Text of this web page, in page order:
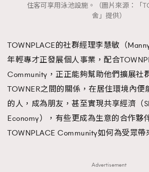
住客可享用泳池設施。（圖片來源：「
舍」提供）
TOWNPLACE的社群經理李慧敏（
年輕專才正發展個人事業，配合
Community，正正能夠幫助他們擴展社
TOWNER之間的關係，在居住環境內便
的人，成為朋友，甚至實現共享經濟（
Economy），有些更成為生意的合作夥
TOWNPLACE Community如何為受眾帶
Advertisement